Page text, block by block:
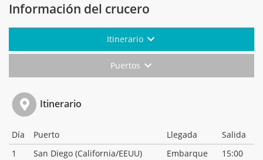
Información del crucero
Itinerario
Puertos
Itinerario
Día Puerto Llegada
Salida
1
San Diego (California/EEUU) Embarque
15:00